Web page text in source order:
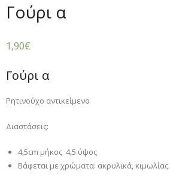
Γούρι α
1,90€
Γούρι α
Ρητινούχο αντικείμενο
Διαστάσεις:
4,5cm μήκος 4,5 ύψος
Βάφεται με χρώματα: ακρυλικά, κιμωλίας.